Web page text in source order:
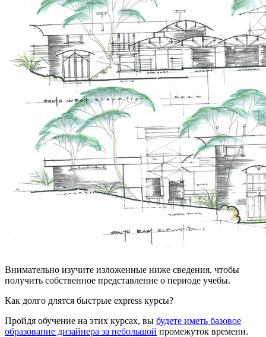
Внимательно изучите изложенные ниже сведения, чтобы
получить собственное представление о периоде учебы.
Как долго длятся быстрые express курсы?
Пройдя обучение на этих курсах, вы будете иметь базовое
образование дизайнера за небольшой промежуток времени.